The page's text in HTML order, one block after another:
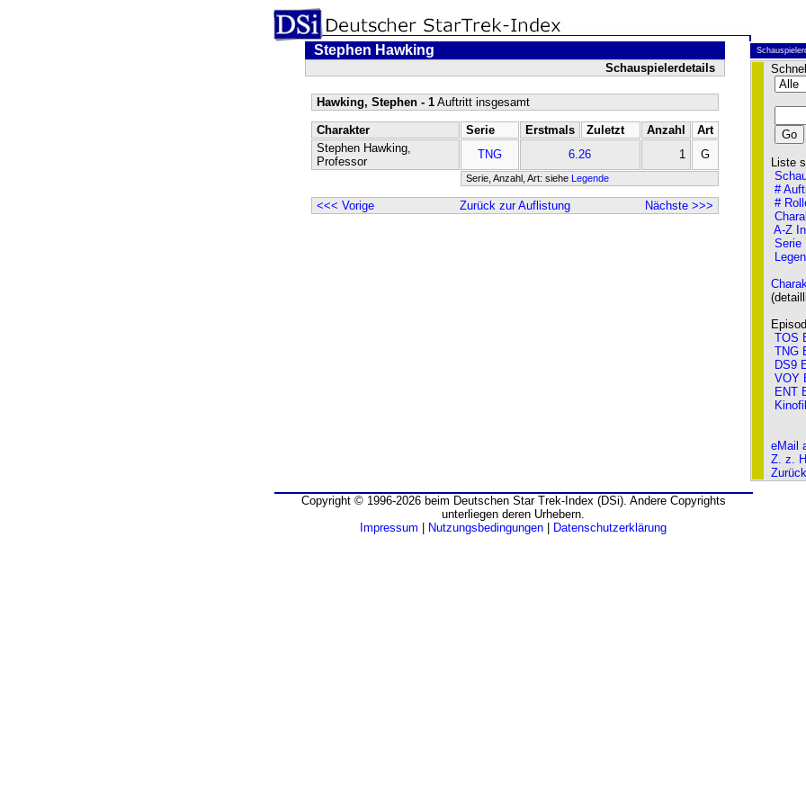
Stephen Hawking
Schauspielerdetails
Hawking, Stephen - 1Auftritt insgesamt
Charakter Serie Erstmals Zuletzt Anzahl
Art
Stephen Hawking,
Professor
TNG 6.26 1 G
Serie, Anzahl, Art: siehe Legende
<<< Vorige Zurück zur Auflistung Nächste >>>
Liste
#
#
A-Z
Serie
TOS
TNG
DS9
VOY
ENT
eMail
Z. z.
Copyright © 1996-2026 beim Deutschen Star Trek-Index (DSi). Andere Copyrights
unterliegen deren Urhebern.
Impressum
Nutzungsbedingungen Datenschutzerklärung